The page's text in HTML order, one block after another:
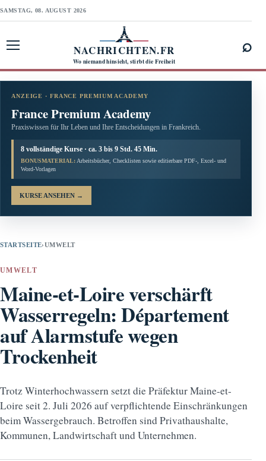
SAMSTAG, 08. AUGUST 2026
NACHRICHTEN.FR
Wo niemand hinsieht, stirbt die Freiheit
⌕
ANZEIGE · FRANCE PREMIUM ACADEMY
France Premium Academy
Praxiswissen für Ihr Leben und Ihre Entscheidungen in Frankreich.
8 vollständige Kurse · ca. 3 bis 9 Std. 45 Min.
BONUSMATERIAL: Arbeitsbücher, Checklisten sowie editierbare PDF-, Excel- und
Word-Vorlagen
KURSE ANSEHEN →
STARTSEITE›UMWELT
UMWELT
Maine-et-Loire verschärft
Wasserregeln: Département
auf Alarmstufe wegen
Trockenheit
Trotz Winterhochwassern setzt die Präfektur Maine-et-
Loire seit 2. Juli 2026 auf verpflichtende Einschränkungen
beim Wassergebrauch. Betroffen sind Privathaushalte,
Kommunen, Landwirtschaft und Unternehmen.